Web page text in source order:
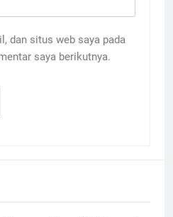
dan situs web saya pada
saya berikutnya.